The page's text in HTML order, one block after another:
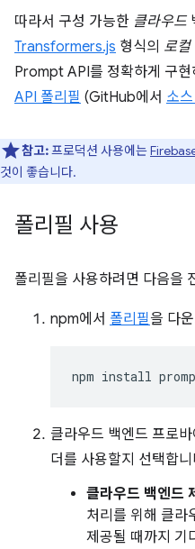
따라서 구성 가능한 클라우드
Transformers.js 형식의 로컬
Prompt API를 정확하게 구현
API 폴리필 (GitHub에서 소
참고:프로덕션 사용에는
것이 좋습니다.
폴리필 사용
폴리필을 사용하려면 다음을
npm에서 폴리필을 다
npm install
클라우드 백엔드 프로
더를 사용할지 선택합니
클라우드 백엔드
처리를 위해 클라
제공될 때까지 기